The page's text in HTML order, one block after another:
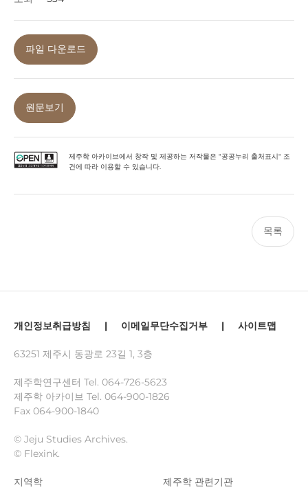
파일 다운로드
원문보기
제주학 아카이브에서 창작 및 제공하는 저작물은 "공공누리 출처표시" 조
건에 따라 이용할 수 있습니다.
목록
개인정보취급방침 | 이메일무단수집거부 | 사이트맵
63251 제주시 동광로 23길 1, 3층
제주학연구센터 Tel. 064-726-5623
제주학 아카이브 Tel. 064-900-1826
Fax 064-900-1840
© Jeju Studies Archives.
© Flexink.
지역학 제주학 관련기관